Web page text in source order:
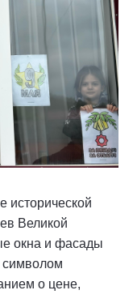
исторической
Великой
окна и фасады
символом
о цене,